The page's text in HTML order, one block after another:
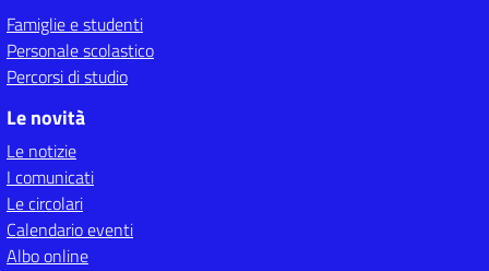
Famiglie e studenti
Personale scolastico
Percorsi di studio
Le novità
Le notizie
I comunicati
Le circolari
Calendario eventi
Albo online